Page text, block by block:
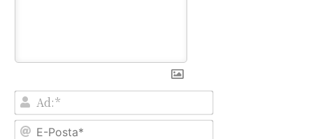
Ad:*
E-